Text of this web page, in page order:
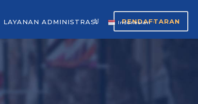
LAYANAN ADMINISTRASI Indonesian ▼
PENDAFTARAN